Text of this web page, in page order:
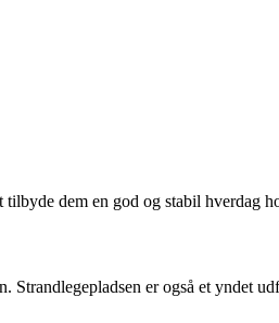
dem en god og stabil hverdag
er også et yndet